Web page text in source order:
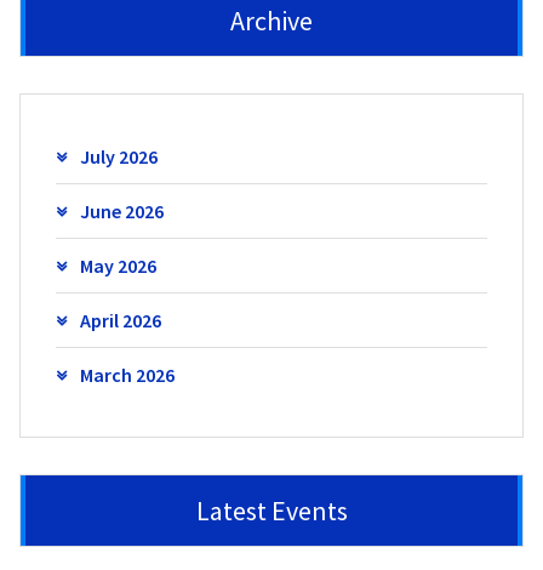
Archive
July 2026
June 2026
May 2026
April 2026
March 2026
Latest Events